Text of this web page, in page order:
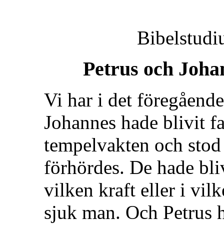
Petrus och
Vi har i det
Johannes hade blivit
tempelvakten och
förhördes. De hade
vilken kraft eller i
sjuk man. Och Petrus